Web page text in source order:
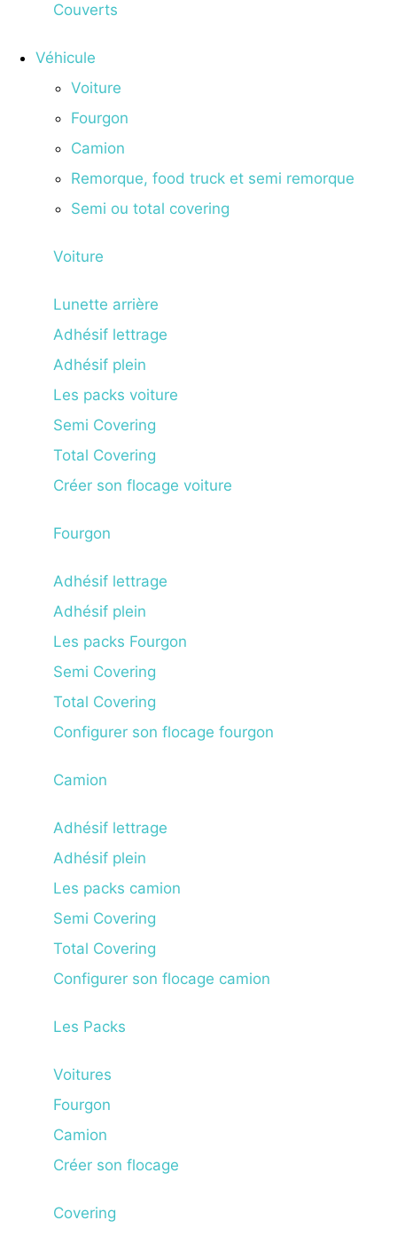
Couverts
Véhicule
Voiture
Fourgon
Camion
Remorque, food truck et semi remorque
Semi ou total covering
Voiture
Lunette arrière
Adhésif lettrage
Adhésif plein
Les packs voiture
Semi Covering
Total Covering
Créer son flocage voiture
Fourgon
Adhésif lettrage
Adhésif plein
Les packs Fourgon
Semi Covering
Total Covering
Configurer son flocage fourgon
Camion
Adhésif lettrage
Adhésif plein
Les packs camion
Semi Covering
Total Covering
Configurer son flocage camion
Les Packs
Voitures
Fourgon
Camion
Créer son flocage
Covering